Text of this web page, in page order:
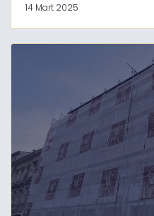
14 Mart 2025